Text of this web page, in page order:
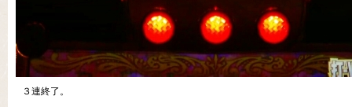
３連終了。